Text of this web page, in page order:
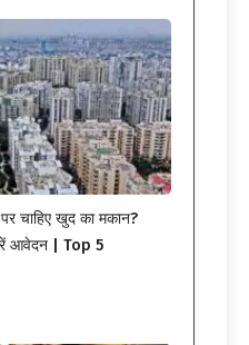
चाहिए खुद का मकान?
आवेदन | Top 5